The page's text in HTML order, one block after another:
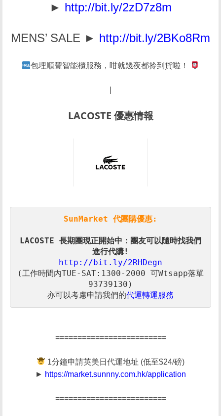
► http://bit.ly/2zD7z8m
MENS’ SALE ► http://bit.ly/2BKo8Rm
包埋順豐智能櫃服務，咁就幾夜都拎到貨啦！
LACOSTE 優惠情報
SunMarket 代團購優惠:
LACOSTE 長期團現正開始中：團友可以隨時找我們
進行代購!
http://bit.ly/2RHDegn
(工作時間內TUE-SAT:1300-2000 可Wtsapp落單
亦可以考慮申請我們的代運轉運服務
=========================
1分鐘申請英美日代運地址 (低至$24/磅)
► https://market.sunnny.com.hk/application
=========================